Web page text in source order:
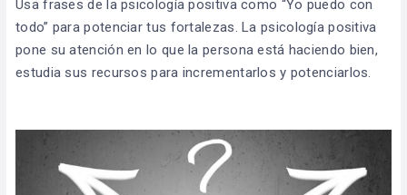
Usa frases de la psicología positiva como “Yo puedo con
todo” para potenciar tus fortalezas. La psicología positiva
pone su atención en lo que la persona está haciendo bien,
estudia sus recursos para incrementarlos y potenciarlos.